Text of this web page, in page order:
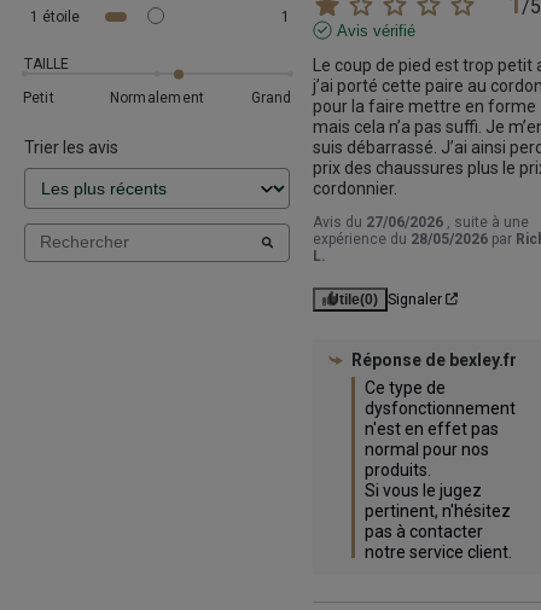
1 étoile 1
TAILLE
Petit
Normalement Grand
Trier les avis
/5
Avis vérifié
Le coup de pied est trop petit
j’ai porté cette paire au
pour la faire mettre en forme
mais cela n’a pas suffi. Je
suis débarrassé. J’ai ainsi
prix des chaussures plus le
cordonnier.
Avis du 27/06/2026
, suite à une
expérience du 28/05/2026 par
L.
Utile(0) Signaler
Réponse de bexley.fr
Ce type de
dysfonctionnement
n'est en effet pas
normal pour nos
produits.
Si vous le jugez
pertinent, n'hésitez
pas à contacter
notre service client.